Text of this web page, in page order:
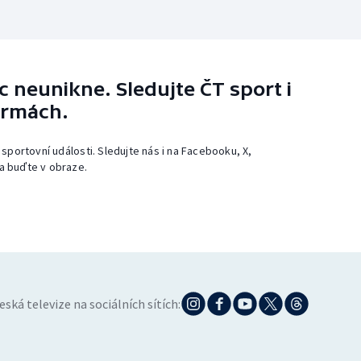
neunikne. Sledujte ČT sport i
události. Sledujte nás i na Facebooku, X,
buďte v obraze.
televize na sociálních sítích: